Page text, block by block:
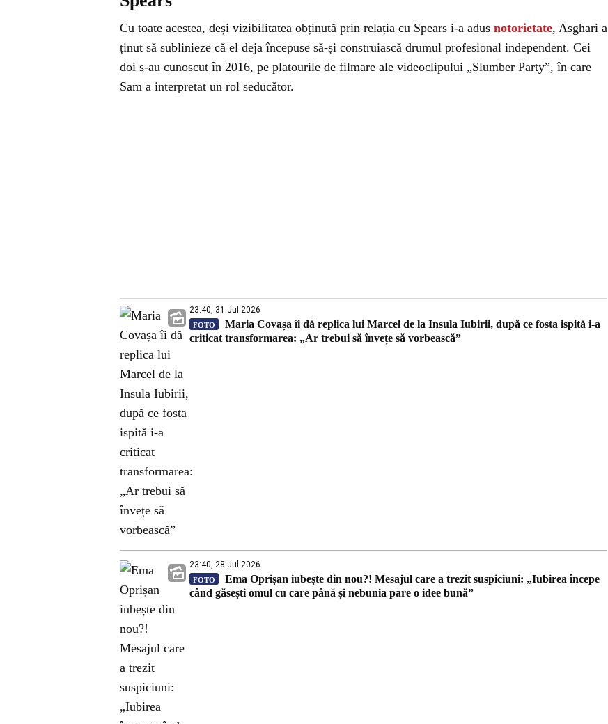
Cu toate acestea, deși vizibilitatea obținută prin relația cu Spears i-a adus notorietate, Asghari a
ținut să sublinieze că el deja începuse să-și construiască drumul profesional independent. Cei
doi s-au cunoscut în 2016, pe platourile de filmare ale videoclipului „Slumber Party”, în care
Sam a interpretat un rol seducător.
23:40, 31 Jul 2026
FOTO
Maria Covașa îi dă replica lui Marcel de la Insula Iubirii, după ce fosta ispită i-a
criticat transformarea: „Ar trebui să învețe să vorbească”
23:40, 28 Jul 2026
FOTO
Ema Oprișan iubește din nou?! Mesajul care a trezit suspiciuni: „Iubirea începe
când găsești omul cu care până și nebunia pare o idee bună”